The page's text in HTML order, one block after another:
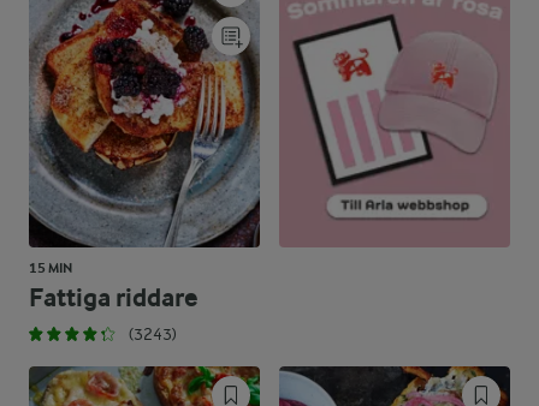
15 MIN
Fattiga riddare
(3243)